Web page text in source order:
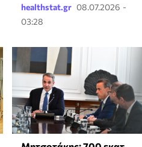
healthstat.gr 08.07.2026 -
03:28